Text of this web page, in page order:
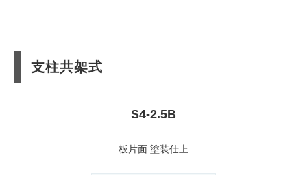
支柱共架式
S4-2.5B
板片面 塗装仕上